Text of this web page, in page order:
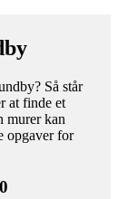
Så står
at finde et
murer kan
opgaver for